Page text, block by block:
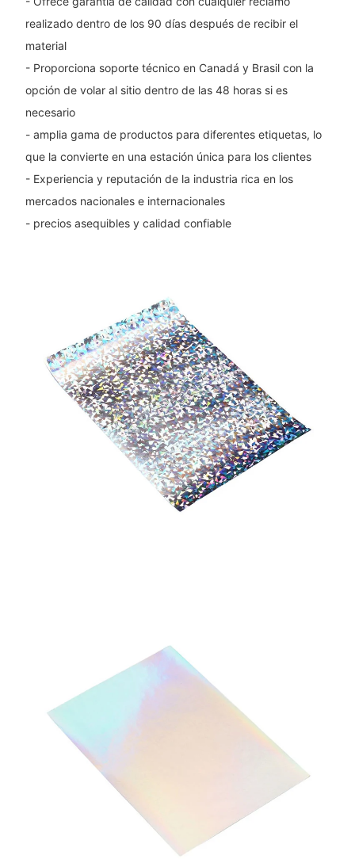
realizado dentro de los 90 días después de recibir el
material
- Proporciona soporte técnico en Canadá y Brasil con la
opción de volar al sitio dentro de las 48 horas si es
necesario
- amplia gama de productos para diferentes etiquetas, lo
que la convierte en una estación única para los clientes
- Experiencia y reputación de la industria rica en los
mercados nacionales e internacionales
- precios asequibles y calidad confiable